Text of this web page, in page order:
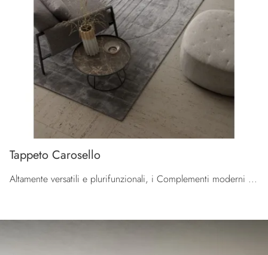
Tappeto Carosello
Altamente versatili e plurifunzionali, i Complementi moderni in tessuto assolvono a funzioni diversificate: completano le doti di funzionalità e il ...